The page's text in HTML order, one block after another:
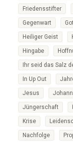
Friedensstifter
Gegenwart
Heiliger Geist
Hingabe
Ihr seid das Salz
In Up Out
Jesus
Jüngerschaft
Krise
Nachfolge